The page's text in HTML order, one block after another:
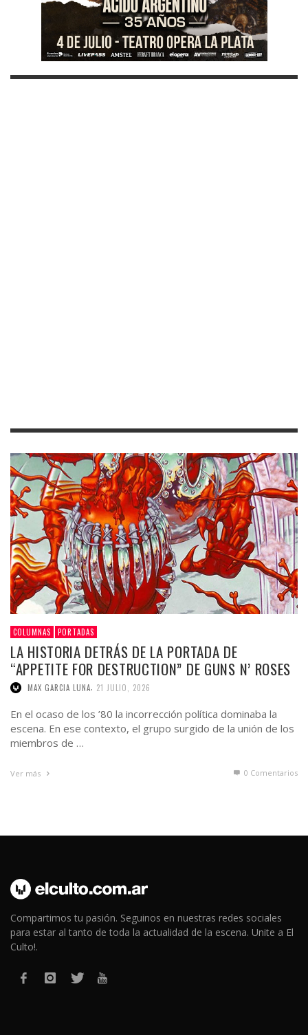
COLUMNAS PORTADAS
LA HISTORIA DETRÁS DE LA PORTADA DE
“APPETITE FOR DESTRUCTION” DE GUNS N’ ROSES
MAX GARCIA LUNA 21 JULIO, 2026
En el ocaso de los ’80 la incorrección política dominaba la
escena. En ese contexto, el grupo surgido de la unión de los
miembros de …
Ver más 0 Comentarios
Compartimos tu pasión. Seguinos en nuestras redes sociales
para estar al tanto de toda la actualidad de la escena. Unite a El
Culto!.